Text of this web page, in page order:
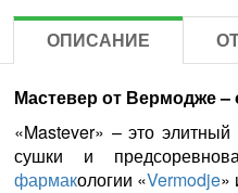
ОПИСАНИЕ
Мастевер от Вермодже
«Mastever» – это
сушки и
фармакологии «Vermodje»